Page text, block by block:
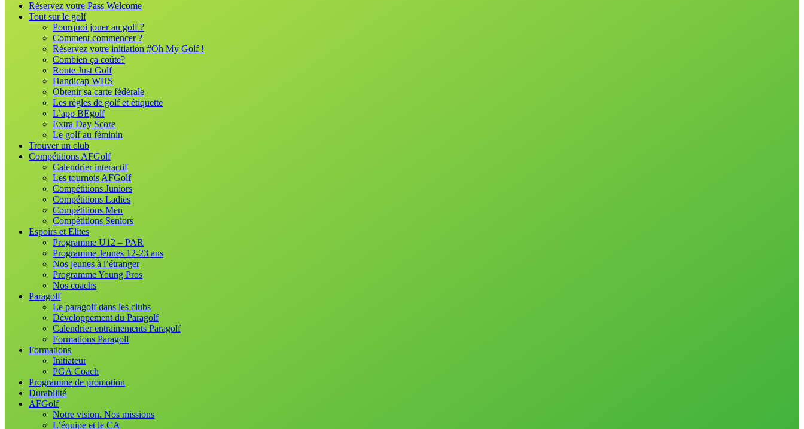
Réservez votre Pass Welcome
Tout sur le golf
Pourquoi jouer au golf ?
Comment commencer ?
Réservez votre initiation #Oh My Golf !
Combien ça coûte?
Route Just Golf
Handicap WHS
Obtenir sa carte fédérale
Les règles de golf et étiquette
L’app BEgolf
Extra Day Score
Le golf au féminin
Trouver un club
Compétitions AFGolf
Calendrier interactif
Les tournois AFGolf
Compétitions Juniors
Compétitions Ladies
Compétitions Men
Compétitions Seniors
Espoirs et Elites
Programme U12 – PAR
Programme Jeunes 12-23 ans
Nos jeunes à l’étranger
Programme Young Pros
Nos coachs
Paragolf
Le paragolf dans les clubs
Développement du Paragolf
Calendrier entrainements Paragolf
Formations Paragolf
Formations
Initiateur
PGA Coach
Programme de promotion
Durabilité
AFGolf
Notre vision. Nos missions
L’équipe et le CA